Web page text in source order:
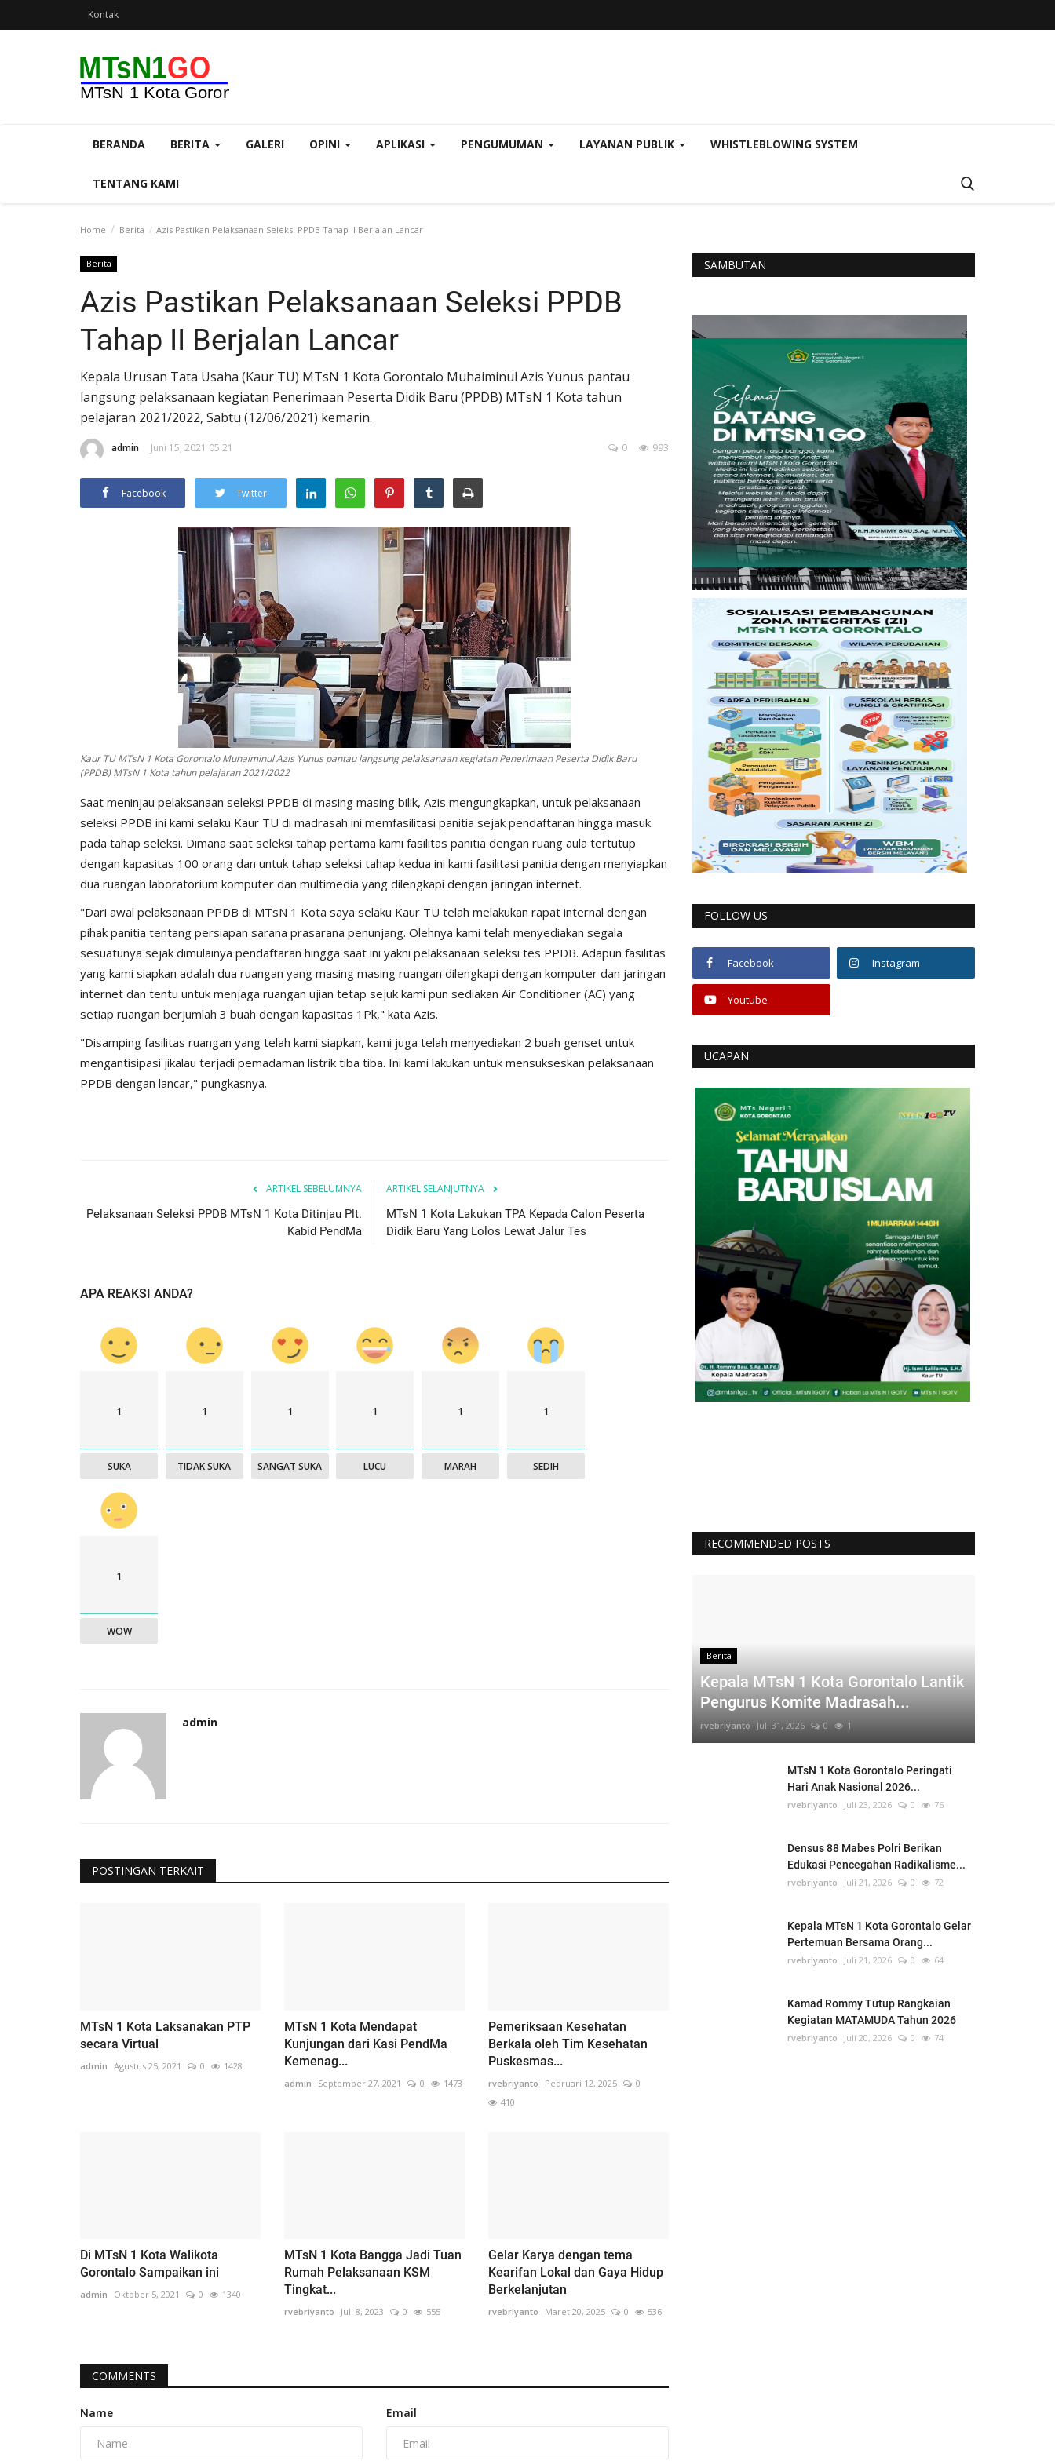
Kontak
BERANDA BERITA GALERI OPINI APLIKASI PENGUMUMAN LAYANAN PUBLIK WHISTLEBLOWING SYSTEM
TENTANG KAMI
Home Berita Azis Pastikan Pelaksanaan Seleksi PPDB Tahap II Berjalan Lancar
Berita
Azis Pastikan Pelaksanaan Seleksi PPDB
Tahap II Berjalan Lancar
Kepala Urusan Tata Usaha (Kaur TU) MTsN 1 Kota Gorontalo Muhaiminul Azis Yunus pantau
langsung pelaksanaan kegiatan Penerimaan Peserta Didik Baru (PPDB) MTsN 1 Kota tahun
pelajaran 2021/2022, Sabtu (12/06/2021) kemarin.
admin Juni 15, 2021 05:21 993
0
Facebook Twitter
Kaur TU MTsN 1 Kota Gorontalo Muhaiminul Azis Yunus pantau langsung pelaksanaan kegiatan Penerimaan Peserta Didik Baru
(PPDB) MTsN 1 Kota tahun pelajaran 2021/2022
Saat meninjau pelaksanaan seleksi PPDB di masing masing bilik, Azis mengungkapkan, untuk pelaksanaan
seleksi PPDB ini kami selaku Kaur TU di madrasah ini memfasilitasi panitia sejak pendaftaran hingga masuk
pada tahap seleksi. Dimana saat seleksi tahap pertama kami fasilitas panitia dengan ruang aula tertutup
dengan kapasitas 100 orang dan untuk tahap seleksi tahap kedua ini kami fasilitasi panitia dengan menyiapkan
dua ruangan laboratorium komputer dan multimedia yang dilengkapi dengan jaringan internet.
"Dari awal pelaksanaan PPDB di MTsN 1 Kota saya selaku Kaur TU telah melakukan rapat internal dengan
pihak panitia tentang persiapan sarana prasarana penunjang. Olehnya kami telah menyediakan segala
sesuatunya sejak dimulainya pendaftaran hingga saat ini yakni pelaksanaan seleksi tes PPDB. Adapun fasilitas
yang kami siapkan adalah dua ruangan yang masing masing ruangan dilengkapi dengan komputer dan jaringan
internet dan tentu untuk menjaga ruangan ujian tetap sejuk kami pun sediakan Air Conditioner (AC) yang
setiap ruangan berjumlah 3 buah dengan kapasitas 1Pk," kata Azis.
"Disamping fasilitas ruangan yang telah kami siapkan, kami juga telah menyediakan 2 buah genset untuk
mengantisipasi jikalau terjadi pemadaman listrik tiba tiba. Ini kami lakukan untuk mensukseskan pelaksanaan
PPDB dengan lancar," pungkasnya.
ARTIKEL SEBELUMNYA
Pelaksanaan Seleksi PPDB MTsN 1 Kota Ditinjau Plt.
Kabid PendMa
ARTIKEL SELANJUTNYA
MTsN 1 Kota Lakukan TPA Kepada Calon Peserta
Didik Baru Yang Lolos Lewat Jalur Tes
APA REAKSI ANDA?
1
SUKA
1
TIDAK SUKA
1
SANGAT SUKA
1
LUCU
1
MARAH
1
SEDIH
1
WOW
admin
POSTINGAN TERKAIT
MTsN 1 Kota Laksanakan PTP
secara Virtual
admin Agustus 25, 2021 0 1428
MTsN 1 Kota Mendapat
Kunjungan dari Kasi PendMa
Kemenag...
admin September 27, 2021 0 1473
Pemeriksaan Kesehatan
Berkala oleh Tim Kesehatan
Puskesmas...
rvebriyanto Pebruari 12, 2025
0
410
Di MTsN 1 Kota Walikota
Gorontalo Sampaikan ini
admin Oktober 5, 2021 0 1340
MTsN 1 Kota Bangga Jadi Tuan
Rumah Pelaksanaan KSM
Tingkat...
rvebriyanto Juli 8, 2023 0 555
Gelar Karya dengan tema
Kearifan Lokal dan Gaya Hidup
Berkelanjutan
rvebriyanto Maret 20, 2025 0 536
COMMENTS
Name Email
SAMBUTAN
FOLLOW US
Facebook Instagram
Youtube
UCAPAN
RECOMMENDED POSTS
Berita
Kepala MTsN 1 Kota Gorontalo Lantik
Pengurus Komite Madrasah...
rvebriyanto Juli 31, 2026 0 1
MTsN 1 Kota Gorontalo Peringati
Hari Anak Nasional 2026...
rvebriyanto Juli 23, 2026 0 76
Densus 88 Mabes Polri Berikan
Edukasi Pencegahan Radikalisme...
rvebriyanto Juli 21, 2026 0 72
Kepala MTsN 1 Kota Gorontalo Gelar
Pertemuan Bersama Orang...
rvebriyanto Juli 21, 2026 0 64
Kamad Rommy Tutup Rangkaian
Kegiatan MATAMUDA Tahun 2026
rvebriyanto Juli 20, 2026 0 74